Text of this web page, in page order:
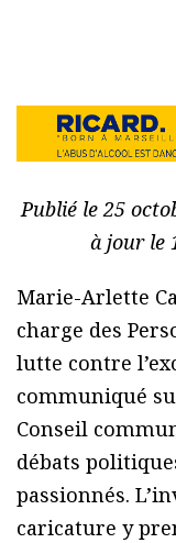
Publié le 25
à jour le
Marie-Arlette
charge des
lutte contre
communiqué
Conseil
débats
passionnés.
caricature y